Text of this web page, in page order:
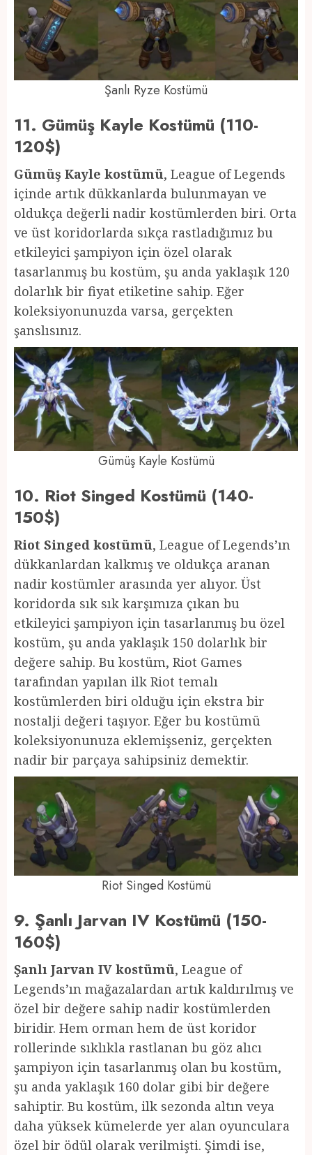
Şanlı Ryze Kostümü
11. Gümüş Kayle Kostümü (110-
120$)
Gümüş Kayle kostümü, League of Legends
içinde artık dükkanlarda bulunmayan ve
oldukça değerli nadir kostümlerden biri. Orta
ve üst koridorlarda sıkça rastladığımız bu
etkileyici şampiyon için özel olarak
tasarlanmış bu kostüm, şu anda yaklaşık 120
dolarlık bir fiyat etiketine sahip. Eğer
koleksiyonunuzda varsa, gerçekten
şanslısınız.
Gümüş Kayle Kostümü
10. Riot Singed Kostümü (140-
150$)
Riot Singed kostümü, League of Legends’ın
dükkanlardan kalkmış ve oldukça aranan
nadir kostümler arasında yer alıyor. Üst
koridorda sık sık karşımıza çıkan bu
etkileyici şampiyon için tasarlanmış bu özel
kostüm, şu anda yaklaşık 150 dolarlık bir
değere sahip. Bu kostüm, Riot Games
tarafından yapılan ilk Riot temalı
kostümlerden biri olduğu için ekstra bir
nostalji değeri taşıyor. Eğer bu kostümü
koleksiyonunuza eklemişseniz, gerçekten
nadir bir parçaya sahipsiniz demektir.
Riot Singed Kostümü
9. Şanlı Jarvan IV Kostümü (150-
160$)
Şanlı Jarvan IV kostümü, League of
Legends’ın mağazalardan artık kaldırılmış ve
özel bir değere sahip nadir kostümlerden
biridir. Hem orman hem de üst koridor
rollerinde sıklıkla rastlanan bu göz alıcı
şampiyon için tasarlanmış olan bu kostüm,
şu anda yaklaşık 160 dolar gibi bir değere
sahiptir. Bu kostüm, ilk sezonda altın veya
daha yüksek kümelerde yer alan oyunculara
özel bir ödül olarak verilmişti. Şimdi ise,